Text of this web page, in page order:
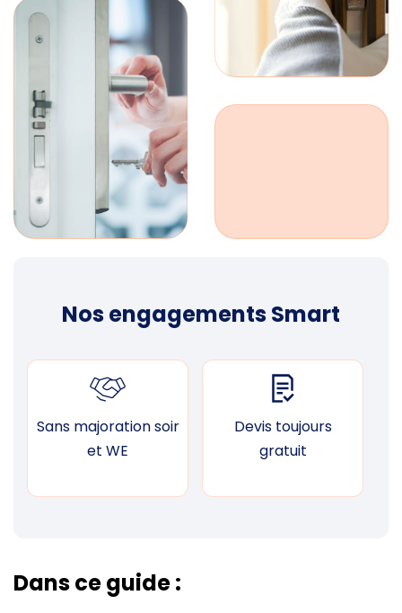
Nos engagements Smart
Sans majoration soir
et WE
Devis toujours
gratuit
Dans ce guide :